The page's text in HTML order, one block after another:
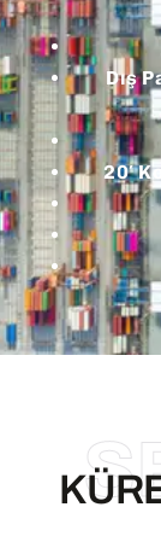
Dış
20′